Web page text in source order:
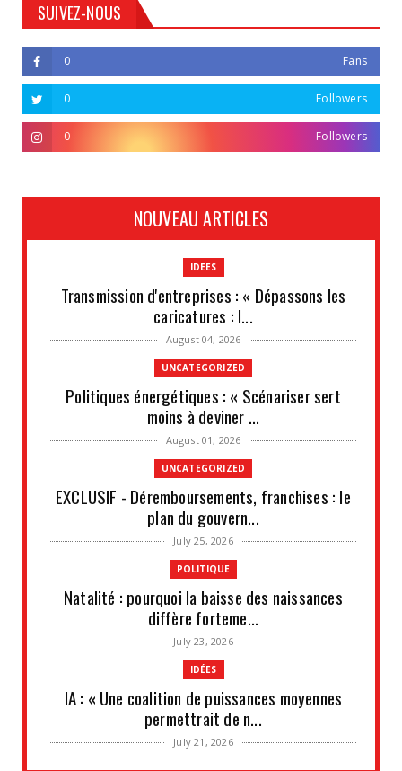
SUIVEZ-NOUS
0 Fans
0 Followers
0 Followers
NOUVEAU ARTICLES
IDEES
Transmission d'entreprises : « Dépassons les
caricatures : l...
August 04, 2026
UNCATEGORIZED
Politiques énergétiques : « Scénariser sert
moins à deviner ...
August 01, 2026
UNCATEGORIZED
EXCLUSIF - Déremboursements, franchises : le
plan du gouvern...
July 25, 2026
POLITIQUE
Natalité : pourquoi la baisse des naissances
diffère forteme...
July 23, 2026
IDÉES
IA : « Une coalition de puissances moyennes
permettrait de n...
July 21, 2026